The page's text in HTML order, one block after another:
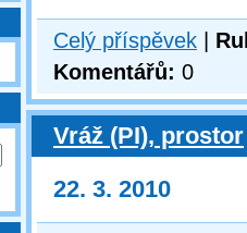
Celý příspěvek
Komentářů: 0
Vráž (PI), prostor
22. 3. 2010